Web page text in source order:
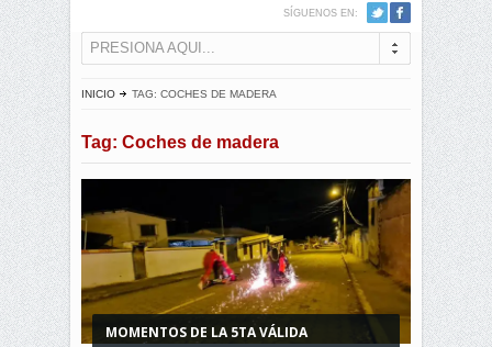
SÍGUENOS EN:
PRESIONA AQUI...
INICIO TAG: COCHES DE MADERA
Tag: Coches de madera
MOMENTOS DE LA 5TA VÁLIDA